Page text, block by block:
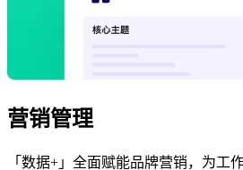
营销管理
「数据+」全面赋能品牌营销，为工